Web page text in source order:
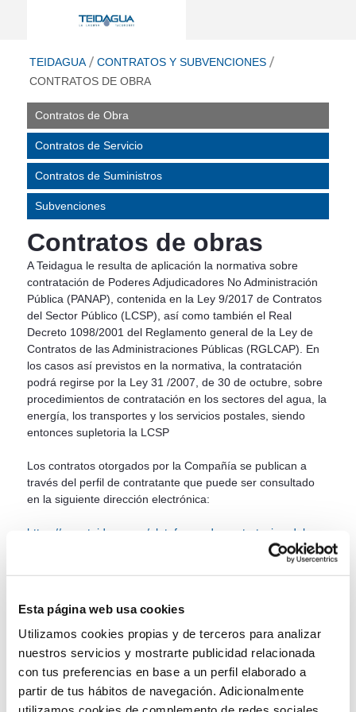
Esta página web usa cookies
Utilizamos cookies propias y de terceros para analizar
nuestros servicios y mostrarte publicidad relacionada
con tus preferencias en base a un perfil elaborado a
partir de tus hábitos de navegación. Adicionalmente
Contratos de Obra - Teidagua
TEIDAGUA
CONTRATOS Y SUBVENCIONES
CONTRATOS DE OBRA
Contratos de Obra
Contratos de Servicio
Contratos de Suministros
Subvenciones
Contratos de obras
A Teidagua le resulta de aplicación la normativa sobre
contratación de Poderes Adjudicadores No Administración
Pública (PANAP), contenida en la Ley 9/2017 de Contratos
del Sector Público (LCSP), así como también el Real
Decreto 1098/2001 del Reglamento general de la Ley de
Contratos de las Administraciones Públicas (RGLCAP). En
los casos así previstos en la normativa, la contratación
podrá regirse por la Ley 31 /2007, de 30 de octubre, sobre
procedimientos de contratación en los sectores del agua, la
energía, los transportes y los servicios postales, siendo
entonces supletoria la LCSP
Los contratos otorgados por la Compañía se publican a
través del perfil de contratante que puede ser consultado
en la siguiente dirección electrónica:
https://www.teidagua.es/plataforma-de-contratacion-del-
en los contratos formalizados,
No se ha tramitado ningún expediente sancionador
ni, consecuentemente, impuesto ninguna
penalización por incumplimiento de los/las
contratistas.
No se ha producido ningún desistimiento ni renuncia